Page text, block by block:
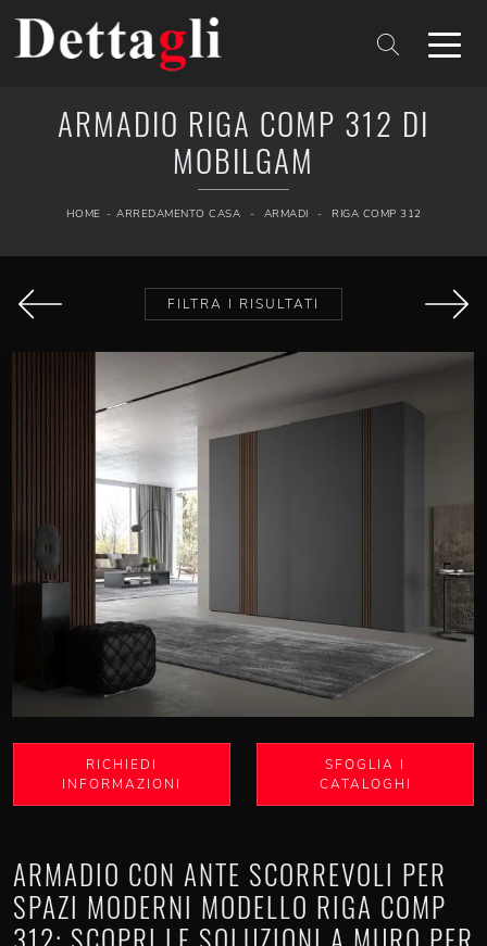
ARMADIO RIGA COMP 312 DI
MOBILGAM
HOME - ARREDAMENTO CASA - ARMADI - RIGA COMP 312
FILTRA I RISULTATI
RICHIEDI
INFORMAZIONI
SFOGLIA I
CATALOGHI
ARMADIO CON ANTE SCORREVOLI PER
SPAZI MODERNI MODELLO RIGA COMP